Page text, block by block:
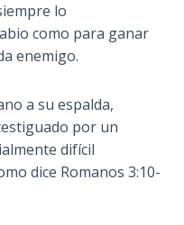
lo
como para ganar
enemigo.
a su espalda,
por un
difícil
dice Romanos 3:10-